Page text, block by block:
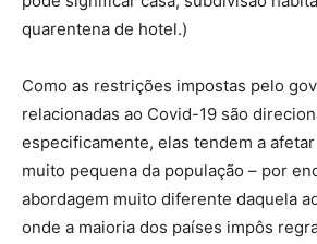
quarentena de hotel.)
Como as restrições impostas pelo
relacionadas ao Covid-19 são
especificamente, elas tendem a
muito pequena da população – por
abordagem muito diferente daquela
onde a maioria dos países impôs